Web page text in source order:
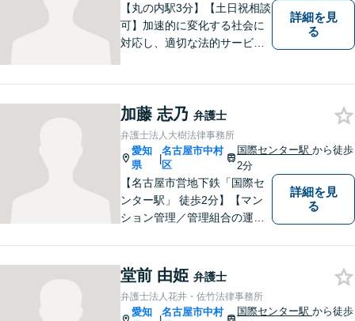
【丸の内駅3分】【土日祝相談
可】加速的に変化する社会に
対応し、適切な法的サービス
す。依頼者様の抱える法律問
題を解決し、いち早くストレ
スを解消できるよう努めま
す。
詳細を見
る
加藤 志乃 弁護士
弁護士法人大樹法律事務所
愛知
県
|
名古屋市中村
区
国際センター駅から徒歩
2分
【名古屋市営地下鉄「国際セ
ンター駅」 徒歩2分】【マン
ション管理／管理組合の運営
します。法律問題でお困りの
方はお気軽にご相談くださ
い。
詳細を見
る
堂前 由姫 弁護士
弁護士法人花井・佐竹法律事務所
愛知
名古屋市中村
国際センター駅から徒歩